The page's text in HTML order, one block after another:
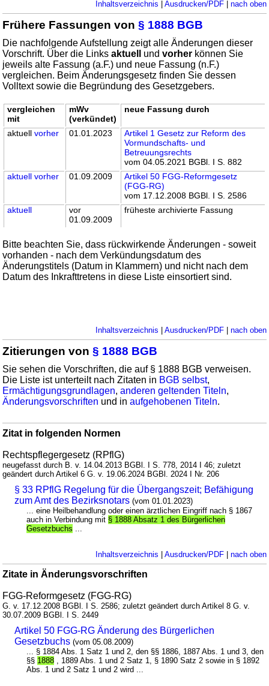
Inhaltsverzeichnis Ausdrucken/PDF| nach oben
Frühere Fassungen von§ 1888 BGB
Die nachfolgende Aufstellung zeigt alle Änderungen dieser
Vorschrift. Über die Linksaktuell undvorher können Sie
jeweils alte Fassung (a.F.) und neue Fassung (n.F.)
vergleichen. Beim Änderungsgesetz finden Sie dessen
Volltext sowie die Begründung des Gesetzgebers.
vergleichen
mit
mWv
(verkündet)
neue Fassung durch
aktuellvorher 01.01.2023
Artikel 1 Gesetz zur Reform des
Vormundschafts- und
Betreuungsrechts
vom 04.05.2021 BGBl. I S. 882
aktuell vorher 01.09.2009
Artikel 50 FGG-Reformgesetz
(FGG-RG)
vom 17.12.2008 BGBl. I S. 2586
aktuell
vor
01.09.2009
früheste archivierte Fassung
Bitte beachten Sie, dass rückwirkende Änderungen - soweit
vorhanden - nach dem Verkündungsdatum des
Änderungstitels (Datum in Klammern) und nicht nach dem
Datum des Inkrafttretens in diese Liste einsortiert sind.
Inhaltsverzeichnis Ausdrucken/PDF| nach oben
Zitierungen von§ 1888 BGB
Sie sehen die Vorschriften, die auf § 1888 BGB verweisen.
Die Liste ist unterteilt nach Zitaten in BGB selbst,
Ermächtigungsgrundlagen,anderen geltenden Titeln,
Änderungsvorschriften und inaufgehobenen Titeln.
Zitat in folgenden Normen
Rechtspflegergesetz (RPflG)
neugefasst durch B. v. 14.04.2013 BGBl. I S. 778, 2014 I 46; zuletzt
geändert durch Artikel 6 G. v. 19.06.2024 BGBl. 2024 I Nr. 206
§ 33 RPflG Regelung für die Übergangszeit; Befähigung
zum Amt des Bezirksnotars (vom 01.01.2023)
... eine Heilbehandlung oder einen ärztlichen Eingriff nach § 1867
auch in Verbindung mit § 1888 Absatz 1 des Bürgerlichen
Gesetzbuchs ...
Inhaltsverzeichnis Ausdrucken/PDF| nach oben
Zitate in Änderungsvorschriften
FGG-Reformgesetz (FGG-RG)
G. v. 17.12.2008 BGBl. I S. 2586; zuletzt geändert durch Artikel 8 G. v.
30.07.2009 BGBl. I S. 2449
Artikel 50 FGG-RG Änderung des Bürgerlichen
Gesetzbuchs (vom 05.08.2009)
... § 1884 Abs. 1 Satz 1 und 2, den §§ 1886, 1887 Abs. 1 und 3, den
§§ 1888 , 1889 Abs. 1 und 2 Satz 1, § 1890 Satz 2 sowie in § 1892
Abs. 1 und 2 Satz 1 und 2 wird ...